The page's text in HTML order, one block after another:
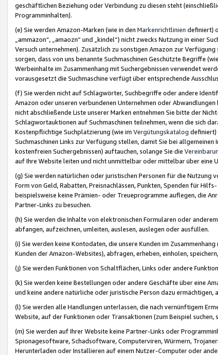
geschäftlichen Beziehung oder Verbindung zu diesen steht
Programminhalten).
(e) Sie werden Amazon-Marken (wie in den Markenrichtlinien definiert)
„ammazon“, „amaozn“ und „kindel“) nicht zwecks Nutzung in einer
Versuch unternehmen). Zusätzlich zu sonstigen Amazon zur
sorgen, dass von uns benannte Suchmaschinen Geschützte Begriffe
Werbeinhalte im Zusammenhang mit Suchergebnissen verwendet
vorausgesetzt die Suchmaschine verfügt über entsprechende
(f) Sie werden nicht auf Schlagwörter, Suchbegriffe oder andere
Amazon oder unseren verbundenen Unternehmen oder
nicht abschließende Liste unserer Marken entnehmen Sie bitte der
Schlagwortauktionen auf Suchmaschinen teilnehmen, wenn die sich
Kostenpflichtige Suchplatzierung (wie im Vergütungskatalog definiert)
Suchmaschinen Links zur Verfügung stellen, damit Sie bei
kostenfreien Suchergebnissen) auftauchen, solange Sie die
auf Ihre Website leiten und nicht unmittelbar oder mittelbar über eine
(g) Sie werden natürlichen oder juristischen Personen für die Nutzung
Form von Geld, Rabatten, Preisnachlässen, Punkten, Spenden für
beispielsweise keine Prämien- oder Treueprogramme auflegen, die
Partner-Links zu besuchen.
(h) Sie werden die Inhalte von elektronischen Formularen oder
abfangen, aufzeichnen, umleiten, auslesen, auslegen oder ausfüllen.
(i) Sie werden keine Kontodaten, die unsere Kunden im
Kunden der Amazon-Websites), abfragen, erheben, einholen,
(j) Sie werden Funktionen von Schaltflächen, Links oder andere
(k) Sie werden keine Bestellungen oder andere Geschäfte über eine
und keine andere natürliche oder juristische Person dazu
(l) Sie werden alle Handlungen unterlassen, die nach vernünftigem
Website, auf der Funktionen oder Transaktionen (zum Beispiel
(m) Sie werden auf Ihrer Website keine Partner-Links oder
Spionagesoftware, Schadsoftware, Computerviren, Würmern,
Herunterladen oder Installieren auf einem Nutzer-Computer oder